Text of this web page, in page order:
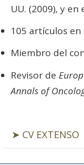
UU. (2009), y en
105 artículos
Miembro del
Revisor de
Annals of
➤ CV EXTENSO